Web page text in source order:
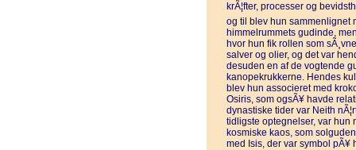
krÃ¦fter, processer og
og til blev hun sammenlignet
himmelrummets gudinde,
hvor hun fik rollen som
salver og olier, og det var
desuden en af de vogtende
kanopekrukkerne. Hendes
blev hun associeret med
Osiris, som ogsÃ¥ havde
dynastiske tider var Neith
tidligste optegnelser, var hun
kosmiske kaos, som
med Isis, der var symbol pÃ¥